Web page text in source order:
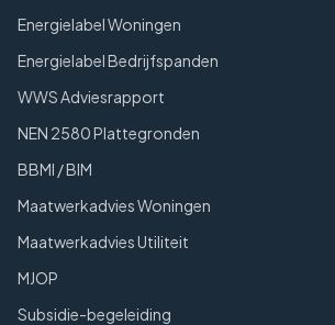
Energielabel Woningen
Energielabel Bedrijfspanden
WWS Adviesrapport
NEN 2580 Plattegronden
BBMI / BIM
Maatwerkadvies Woningen
Maatwerkadvies Utiliteit
MJOP
Subsidie-begeleiding